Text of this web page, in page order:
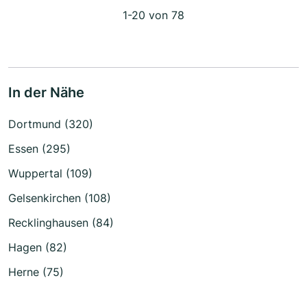
1-20 von 78
In der Nähe
Dortmund (320)
Essen (295)
Wuppertal (109)
Gelsenkirchen (108)
Recklinghausen (84)
Hagen (82)
Herne (75)